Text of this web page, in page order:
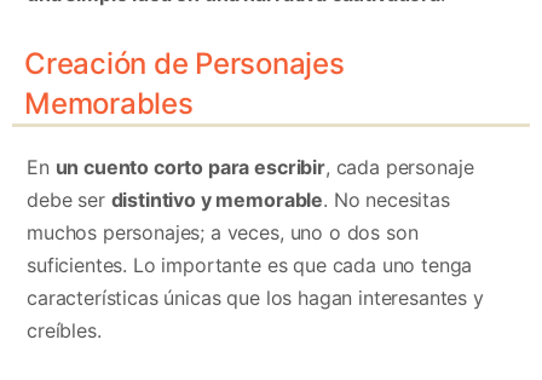
Creación de Personajes
Memorables
En un cuento corto para escribir, cada personaje
debe ser distintivo y memorable. No necesitas
muchos personajes; a veces, uno o dos son
suficientes. Lo importante es que cada uno tenga
características únicas que los hagan interesantes y
creíbles.